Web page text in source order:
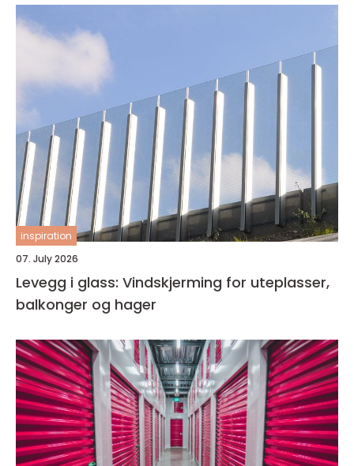
inspiration
07. July 2026
Levegg i glass: Vindskjerming for uteplasser,
balkonger og hager